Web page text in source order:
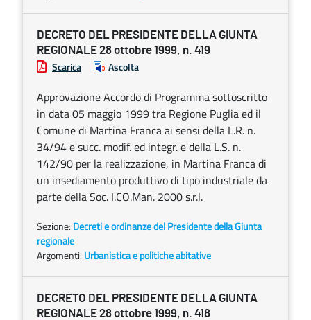
DECRETO DEL PRESIDENTE DELLA GIUNTA
REGIONALE 28 ottobre 1999, n. 419
Scarica Ascolta
Approvazione Accordo di Programma sottoscritto
in data 05 maggio 1999 tra Regione Puglia ed il
Comune di Martina Franca ai sensi della L.R. n.
34/94 e succ. modif. ed integr. e della L.S. n.
142/90 per la realizzazione, in Martina Franca di
un insediamento produttivo di tipo industriale da
parte della Soc. I.CO.Man. 2000 s.r.l.
Sezione: Decreti e ordinanze del Presidente della Giunta
regionale
Argomenti: Urbanistica e politiche abitative
DECRETO DEL PRESIDENTE DELLA GIUNTA
REGIONALE 28 ottobre 1999, n. 418